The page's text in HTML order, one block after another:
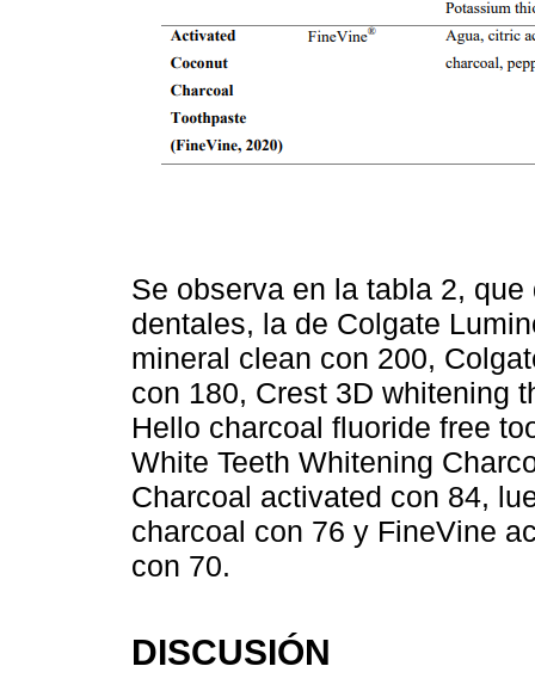
Se observa en la tabla 2,
dentales, la de Colgate
mineral clean con 200,
con 180, Crest 3D whitening
Hello charcoal fluoride free
White Teeth Whitening
Charcoal activated con 84,
charcoal con 76 y FineVine
con 70.
DISCUSIÓN